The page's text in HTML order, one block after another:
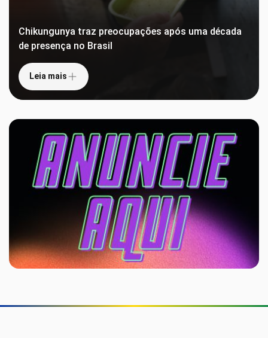
Chikungunya traz preocupações após uma década
de presença no Brasil
Leia mais